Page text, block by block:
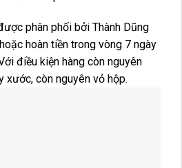
phân phối bởi Thành Dũng
hoàn tiền trong vòng 7 ngày
điều kiện hàng còn nguyên
xước, còn nguyên vỏ hộp.